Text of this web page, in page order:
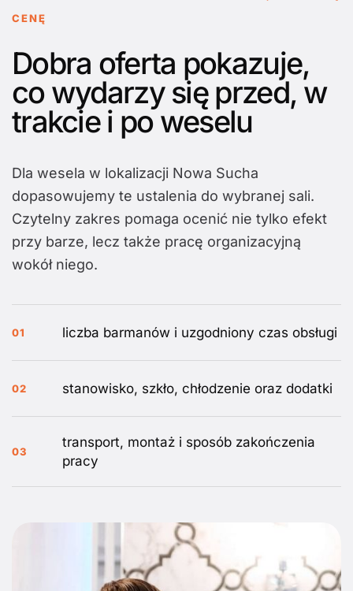
CENĘ
Dobra oferta pokazuje,
co wydarzy się przed, w
trakcie i po weselu
Dla wesela w lokalizacji Nowa Sucha
dopasowujemy te ustalenia do wybranej sali.
Czytelny zakres pomaga ocenić nie tylko efekt
przy barze, lecz także pracę organizacyjną
wokół niego.
01 liczba barmanów i uzgodniony czas obsługi
02 stanowisko, szkło, chłodzenie oraz dodatki
03
transport, montaż i sposób zakończenia
pracy